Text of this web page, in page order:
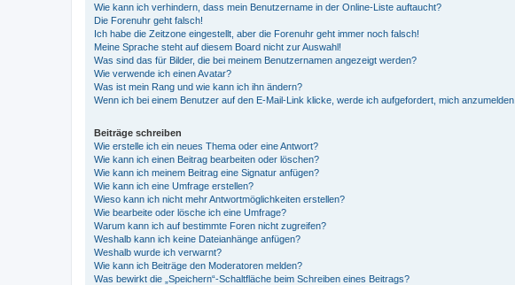
Wie kann ich verhindern, dass mein Benutzername in der Online-Liste auftaucht?
Die Forenuhr geht falsch!
Ich habe die Zeitzone eingestellt, aber die Forenuhr geht immer noch falsch!
Meine Sprache steht auf diesem Board nicht zur Auswahl!
Was sind das für Bilder, die bei meinem Benutzernamen angezeigt werden?
Wie verwende ich einen Avatar?
Was ist mein Rang und wie kann ich ihn ändern?
Wenn ich bei einem Benutzer auf den E-Mail-Link klicke, werde ich aufgefordert, mich anzumelden.
Beiträge schreiben
Wie erstelle ich ein neues Thema oder eine Antwort?
Wie kann ich einen Beitrag bearbeiten oder löschen?
Wie kann ich meinem Beitrag eine Signatur anfügen?
Wie kann ich eine Umfrage erstellen?
Wieso kann ich nicht mehr Antwortmöglichkeiten erstellen?
Wie bearbeite oder lösche ich eine Umfrage?
Warum kann ich auf bestimmte Foren nicht zugreifen?
Weshalb kann ich keine Dateianhänge anfügen?
Weshalb wurde ich verwarnt?
Wie kann ich Beiträge den Moderatoren melden?
Was bewirkt die „Speichern“-Schaltfläche beim Schreiben eines Beitrags?